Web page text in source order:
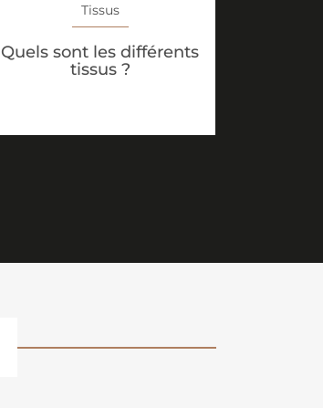
Tissus
Quels sont les différents
tissus ?